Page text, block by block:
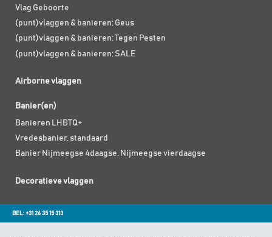
Vlag Geboorte
(punt)vlaggen & banieren; Geus
(punt)vlaggen & banieren; Tegen Pesten
(punt)vlaggen & banieren; SALE
Airborne vlaggen
Banier(en)
Banieren LHBTQ+
Vredesbanier, standaard
Banier Nijmeegse 4daagse, Nijmeegse vierdaagse
Decoratieve vlaggen
BEL: +31 26 35 15 313